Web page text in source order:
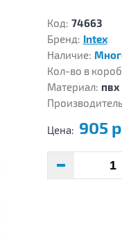
Код: 74663
Бренд: Intex
Наличие:
Кол-во в
Материал: пвх
Цена: 905